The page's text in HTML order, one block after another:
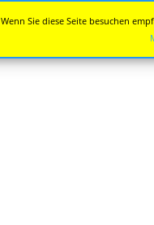
Wenn Sie diese Seite besuchen